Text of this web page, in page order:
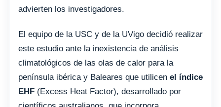
advierten los investigadores.
El equipo de la USC y de la UVigo decidió realizar
este estudio ante la inexistencia de análisis
climatológicos de las olas de calor para la
península ibérica y Baleares que utilicen el índice
EHF (Excess Heat Factor), desarrollado por